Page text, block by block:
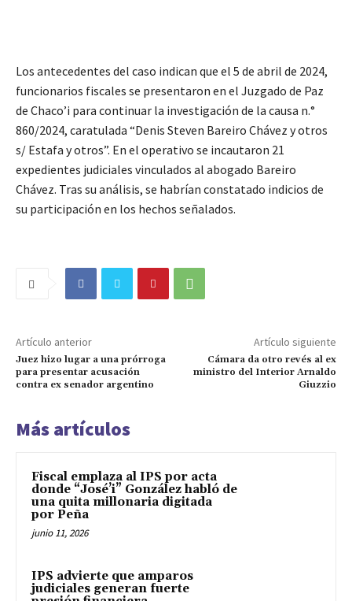
Los antecedentes del caso indican que el 5 de abril de 2024,
funcionarios fiscales se presentaron en el Juzgado de Paz
de Chaco’i para continuar la investigación de la causa n.°
860/2024, caratulada “Denis Steven Bareiro Chávez y otros
s/ Estafa y otros”. En el operativo se incautaron 21
expedientes judiciales vinculados al abogado Bareiro
Chávez. Tras su análisis, se habrían constatado indicios de
su participación en los hechos señalados.
Artículo anterior
Juez hizo lugar a una prórroga
para presentar acusación
contra ex senador argentino
Artículo siguiente
Cámara da otro revés al ex
ministro del Interior Arnaldo
Giuzzio
Más artículos
Fiscal emplaza al IPS por acta
donde “José’i” González habló de
una quita millonaria digitada
por Peña
junio 11, 2026
IPS advierte que amparos
judiciales generan fuerte